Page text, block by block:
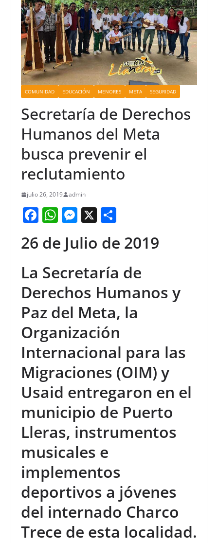
COMUNIDAD EDUCACIÓN MENORES META SEGURIDAD
Secretaría de Derechos
Humanos del Meta
busca prevenir el
reclutamiento
julio 26, 2019 admin
F
c
e
b
o
o
k
W
at
A
p
p
M
ss
n
g
er
X S
ar
26 de Julio de 2019
La Secretaría de
Derechos Humanos y
Paz del Meta, la
Organización
Internacional para las
Migraciones (OIM) y
Usaid entregaron en el
municipio de Puerto
Lleras, instrumentos
musicales e
implementos
deportivos a jóvenes
del internado Charco
Trece de esta localidad.